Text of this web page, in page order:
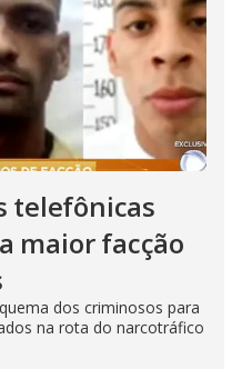
telefônicas
maior facção
dos criminosos para
na rota do narcotráfico